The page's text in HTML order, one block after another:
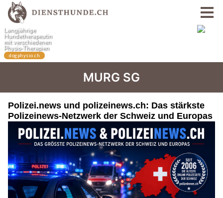
MURG SG
Polizei.news und polizeinews.ch: Das stärkste
Polizeinews-Netzwerk der Schweiz und Europas